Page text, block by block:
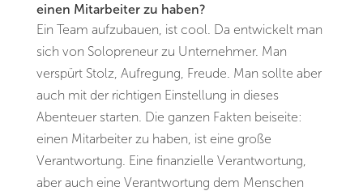
einen Mitarbeiter zu haben?
Ein Team aufzubauen, ist cool. Da entwickelt man
sich von Solopreneur zu Unternehmer. Man
verspürt Stolz, Aufregung, Freude. Man sollte aber
auch mit der richtigen Einstellung in dieses
Abenteuer starten. Die ganzen Fakten beiseite:
einen Mitarbeiter zu haben, ist eine große
Verantwortung. Eine finanzielle Verantwortung,
aber auch eine Verantwortung dem Menschen